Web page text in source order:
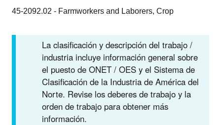
45-2092.02 - Farmworkers and Laborers, Crop
La clasificación y descripción del trabajo /
industria incluye información general sobre
el puesto de ONET / OES y el Sistema de
Clasificación de la Industria de América del
Norte. Revise los deberes de trabajo y la
orden de trabajo para obtener más
información.